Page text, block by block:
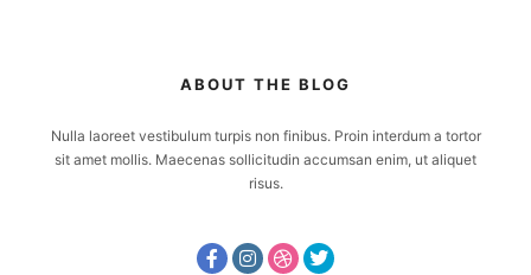
ABOUT THE BLOG
Nulla laoreet vestibulum turpis non finibus. Proin interdum a tortor
sit amet mollis. Maecenas sollicitudin accumsan enim, ut aliquet
risus.